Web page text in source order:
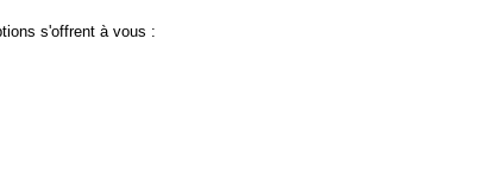
s'offrent à vous :